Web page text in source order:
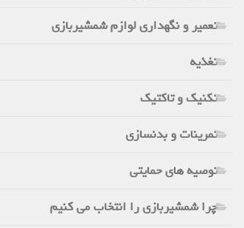
تعمیر و نگهداری لوازم شمشیربازی
تغذیه
تکنیک و تاکتیک
تمرینات و بدنسازی
توصیه های حمایتی
چرا شمشیربازی را انتخاب می کنیم